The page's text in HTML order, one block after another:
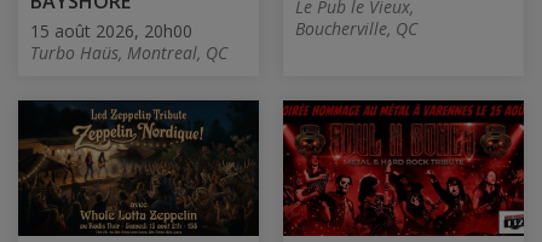
15 août 2026, 20h00
Turbo Haüs, Montreal, QC
Le Pub le Vieux,
Boucherville, QC